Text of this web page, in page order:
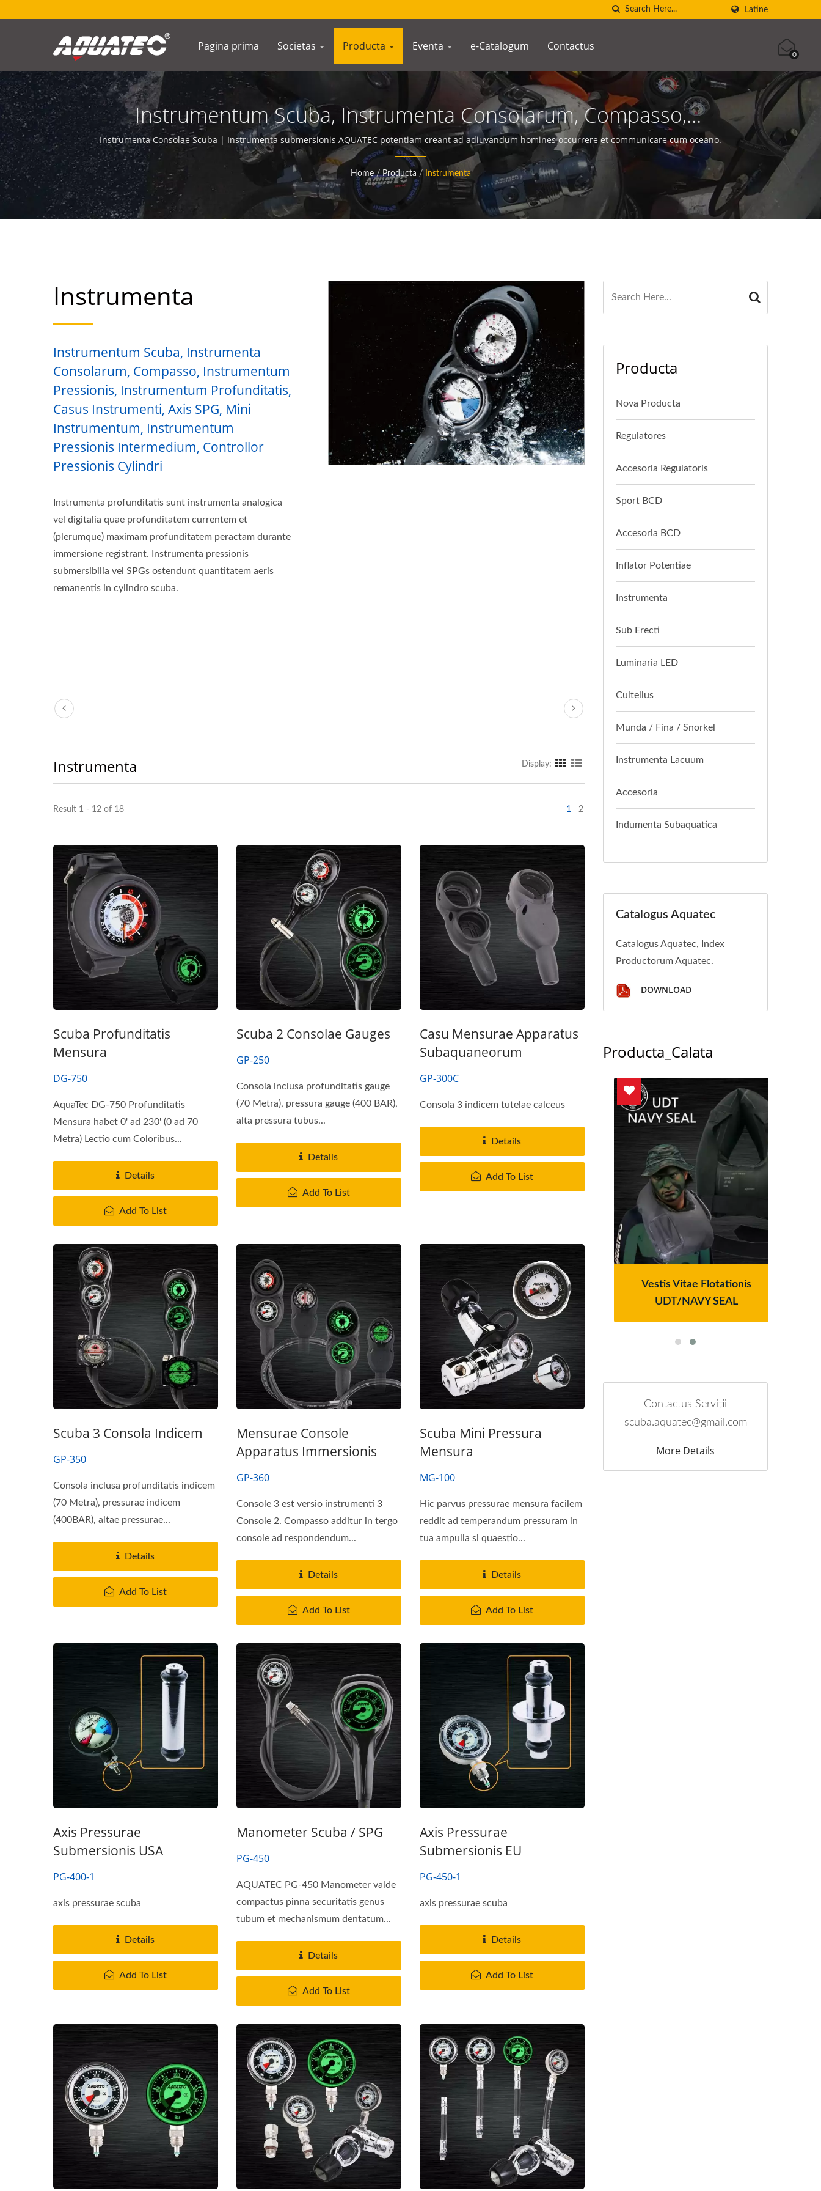
Latine
Pagina prima Societas Producta Eventa e-Catalogum Contactus
0
Instrumentum Scuba, Instrumenta Consolarum, Compasso,
Instrumentum Pressionis, Instrumentum Profunditatis, Casus
Instrumenti, Axis SPG, Mini Instrumentum, Instrumentum Pressionis
Intermedium, Controllor Pressionis Cylindri | Fabricator Apparatuum
Scubae | SCUBA AQUATEC
Instrumenta Consolae Scuba | Instrumenta submersionis AQUATEC potentiam creant ad adiuvandum homines occurrere et communicare cum oceano.
Home / Producta / Instrumenta
Instrumenta
Instrumentum Scuba, Instrumenta
Consolarum, Compasso, Instrumentum
Pressionis, Instrumentum Profunditatis,
Casus Instrumenti, Axis SPG, Mini
Instrumentum, Instrumentum
Pressionis Intermedium, Controllor
Pressionis Cylindri
Instrumenta profunditatis sunt instrumenta analogica
vel digitalia quae profunditatem currentem et
(plerumque) maximam profunditatem peractam durante
immersione registrant. Instrumenta pressionis
submersibilia vel SPGs ostendunt quantitatem aeris
remanentis in cylindro scuba.
Instrumenta Display:
Result 1 - 12 of 18 1 2
Scuba Profunditatis
Mensura
DG-750
AquaTec DG-750 Profunditatis
Mensura habet 0' ad 230' (0 ad 70
Metra) Lectio cum Coloribus...
Details
Add To List
Scuba 2 Consolae Gauges
GP-250
Consola inclusa profunditatis gauge
(70 Metra), pressura gauge (400 BAR),
alta pressura tubus...
Details
Add To List
Casu Mensurae Apparatus
Subaquaneorum
GP-300C
Consola 3 indicem tutelae calceus
Details
Add To List
Scuba 3 Consola Indicem
GP-350
Consola inclusa profunditatis indicem
(70 Metra), pressurae indicem
(400BAR), altae pressurae...
Details
Add To List
Mensurae Console
Apparatus Immersionis
GP-360
Console 3 est versio instrumenti 3
Console 2. Compasso additur in tergo
console ad respondendum...
Details
Add To List
Scuba Mini Pressura
Mensura
MG-100
Hic parvus pressurae mensura facilem
reddit ad temperandum pressuram in
tua ampulla si quaestio...
Details
Add To List
Axis Pressurae
Submersionis USA
PG-400-1
axis pressurae scuba
Details
Add To List
Manometer Scuba / SPG
PG-450
AQUATEC PG-450 Manometer valde
compactus pinna securitatis genus
tubum et mechanismum dentatum...
Details
Add To List
Axis Pressurae
Submersionis EU
PG-450-1
axis pressurae scuba
Details
Add To List
Producta
Nova Producta
Regulatores
Accesoria Regulatoris
Sport BCD
Accesoria BCD
Inflator Potentiae
Instrumenta
Sub Erecti
Luminaria LED
Cultellus
Munda / Fina / Snorkel
Instrumenta Lacuum
Accesoria
Indumenta Subaquatica
Catalogus Aquatec
Catalogus Aquatec, Index
Productorum Aquatec.
DOWNLOAD
Producta_Calata
Systema Humiditatis Filtrum
Aeris Series Guardian
Vestis Vitae Flotationis
UDT/NAVY SEAL
Systema Humiditatis Filtrum
Aeris Series Guardian
Vestis Vitae Flotationis
UDT/NAVY SEAL
Contactus Servitii
scuba.aquatec@gmail.com
More Details